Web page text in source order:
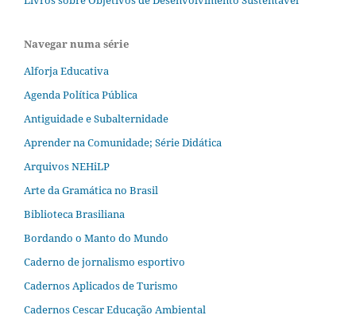
Navegar numa série
Alforja Educativa
Agenda Política Pública
Antiguidade e Subalternidade
Aprender na Comunidade; Série Didática
Arquivos NEHiLP
Arte da Gramática no Brasil
Biblioteca Brasiliana
Bordando o Manto do Mundo
Caderno de jornalismo esportivo
Cadernos Aplicados de Turismo
Cadernos Cescar Educação Ambiental